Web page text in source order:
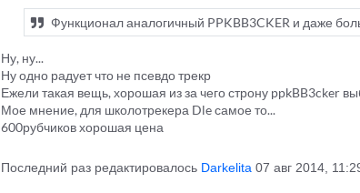
Функционал аналогичный PPKBB3CKER и даже
Ну, ну...
Ну одно радует что не псевдо трекр
Ежели такая вещь, хорошая из за чего строну ppkBB3cker
Мое мнение, для школотрекера Dle самое то...
600рубчиков хорошая цена
Последний раз редактировалось Darkelita 07 авг 2014,